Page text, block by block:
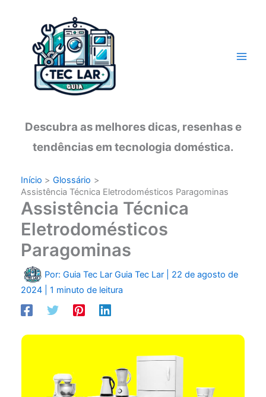
conteúdo
Descubra as melhores dicas, resenhas e
tendências em tecnologia doméstica.
Início
Glossário
Assistência Técnica Eletrodomésticos Paragominas
Assistência Técnica
Eletrodomésticos
Paragominas
Por: Guia Tec Lar Guia Tec Lar
22 de agosto de
2024
1 minuto de leitura